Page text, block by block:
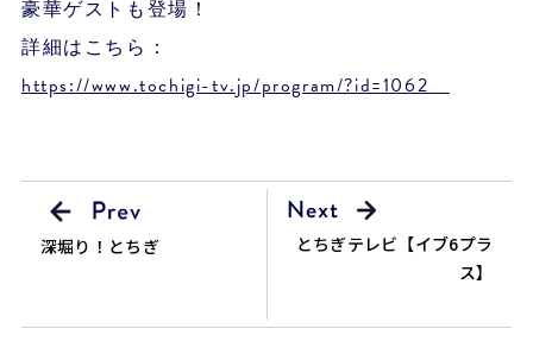
豪華ゲストも登場！
詳細はこちら：
https://www.tochigi-tv.jp/program/?id=1062
深堀り！とちぎ
とちぎテレビ【イブ6プラ
ス】